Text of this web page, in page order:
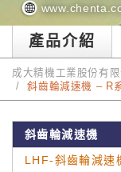
產品介紹
成大精機工業股份有限
斜齒輪減速機 – R
斜齒輪減速機
LHF-斜齒輪減速